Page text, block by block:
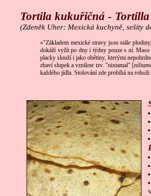
Tortila kukuřičná - Tortilla
(Zdeněk Uher: Mexická kuchyně, sešity
»"Základem mexické stravy jsou stále
dokáží vyžít po dny i týdny pouze s ní.
placky slouží i jako obětiny, kterými
zbaví slupek a vznikne tzv. "nixtamal" [
každého jídla. Stolování zde probíhá na